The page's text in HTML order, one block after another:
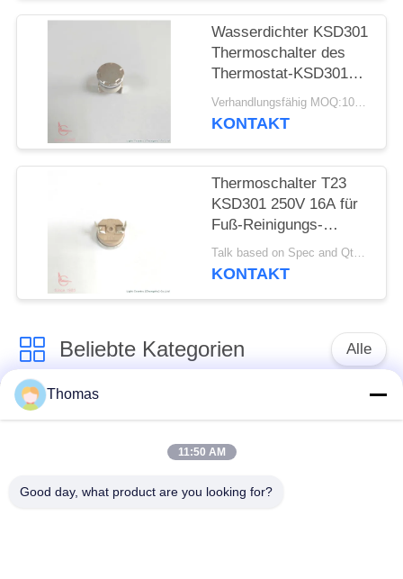
Wasserdichter KSD301
Thermoschalter des
Thermostat-KSD301
für Toaster
Verhandlungsfähig MOQ:1000PCS
KONTAKT
Thermoschalter T23
KSD301 250V 16A für
Fuß-Reinigungs-
Becken
Talk based on Spec and Qty. MOQ:1000pcs, aber auch Stützprobelauf Menge.
KONTAKT
Beliebte Kategorien Alle
Zurücksetzens
Thomas
11:50 AM
Good day, what product are you looking for?